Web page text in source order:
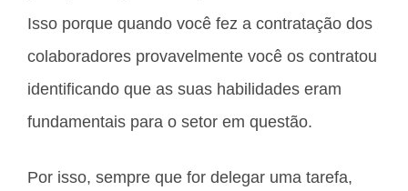
Isso porque quando você fez a contratação dos
colaboradores provavelmente você os contratou
identificando que as suas habilidades eram
fundamentais para o setor em questão.
Por isso, sempre que for delegar uma tarefa,